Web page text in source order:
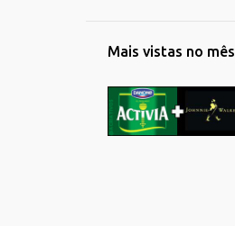
Mais vistas no mês